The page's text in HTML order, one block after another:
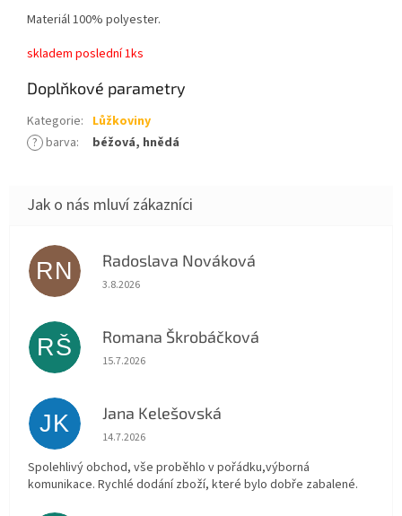
Materiál 100% polyester.
skladem poslední 1ks
Doplňkové parametry
Kategorie: Lůžkoviny
? barva: béžová, hnědá
RN Radoslava Nováková
Hodnocení obchodu je 5 z 5 hvězdiček.
3.8.2026
RŠ Romana Škrobáčková
Hodnocení obchodu je 5 z 5 hvězdiček.
15.7.2026
JK Jana Kelešovská
Hodnocení obchodu je 5 z 5 hvězdiček.
14.7.2026
Spolehlivý obchod, vše proběhlo v pořádku,výborná
komunikace. Rychlé dodání zboží, které bylo dobře zabalené.